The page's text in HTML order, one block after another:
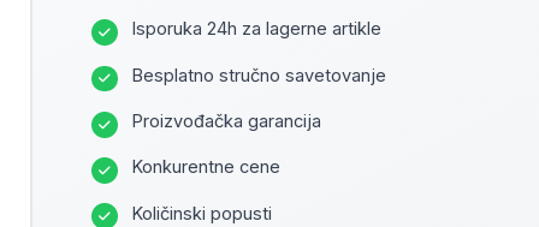
Isporuka 24h za lagerne artikle
Besplatno stručno savetovanje
Proizvođačka garancija
Konkurentne cene
Količinski popusti